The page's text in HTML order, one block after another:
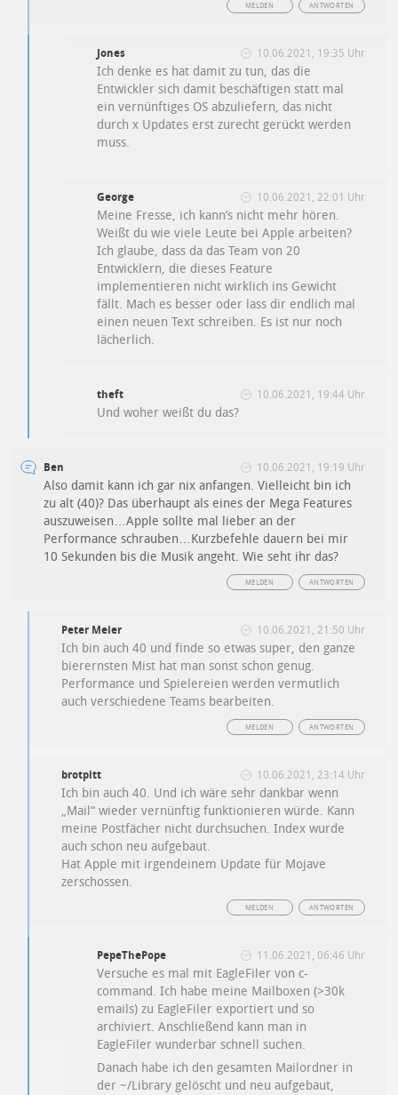
ANTWORTEN
MELDEN
Jones 10.06.2021, 19:35 Uhr
Ich denke es hat damit zu tun, das die
Entwickler sich damit beschäftigen statt mal
ein vernünftiges OS abzuliefern, das nicht
durch x Updates erst zurecht gerückt werden
muss.
George 10.06.2021, 22:01 Uhr
Meine Fresse, ich kann’s nicht mehr hören.
Weißt du wie viele Leute bei Apple arbeiten?
Ich glaube, dass da das Team von 20
Entwicklern, die dieses Feature
implementieren nicht wirklich ins Gewicht
fällt. Mach es besser oder lass dir endlich mal
einen neuen Text schreiben. Es ist nur noch
lächerlich.
theft 10.06.2021, 19:44 Uhr
Und woher weißt du das?
Ben 10.06.2021, 19:19 Uhr
Also damit kann ich gar nix anfangen. Vielleicht bin ich
zu alt (40)? Das überhaupt als eines der Mega Features
auszuweisen…Apple sollte mal lieber an der
Performance schrauben…Kurzbefehle dauern bei mir
10 Sekunden bis die Musik angeht. Wie seht ihr das?
ANTWORTEN
MELDEN
Peter Meier 10.06.2021, 21:50 Uhr
Ich bin auch 40 und finde so etwas super, den ganze
bierernsten Mist hat man sonst schon genug.
Performance und Spielereien werden vermutlich
auch verschiedene Teams bearbeiten.
ANTWORTEN
MELDEN
brotpitt 10.06.2021, 23:14 Uhr
Ich bin auch 40. Und ich wäre sehr dankbar wenn
„Mail“ wieder vernünftig funktionieren würde. Kann
meine Postfächer nicht durchsuchen. Index wurde
auch schon neu aufgebaut.
Hat Apple mit irgendeinem Update für Mojave
zerschossen.
ANTWORTEN
MELDEN
PepeThePope 11.06.2021, 06:46 Uhr
Versuche es mal mit EagleFiler von c-
command. Ich habe meine Mailboxen (>30k
emails) zu EagleFiler exportiert und so
archiviert. Anschließend kann man in
EagleFiler wunderbar schnell suchen.
Danach habe ich den gesamten Mailordner in
der ~/Library gelöscht und neu aufgebaut,